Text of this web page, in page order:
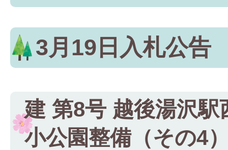
3月19日入札公告
建 第8号 越後湯沢駅
小公園整備（その4